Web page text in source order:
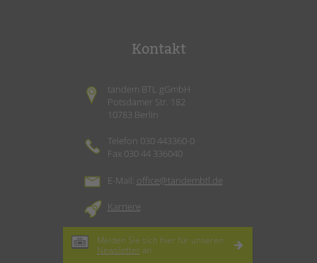
Kontakt
tandem BTL gGmbH
Potsdamer Str. 182
10783 Berlin
Telefon 030 443360-0
Fax 030 44 336040
E-Mail: office@tandembtl.de
Karriere
Melden Sie sich hier für unseren
Newsletter an.